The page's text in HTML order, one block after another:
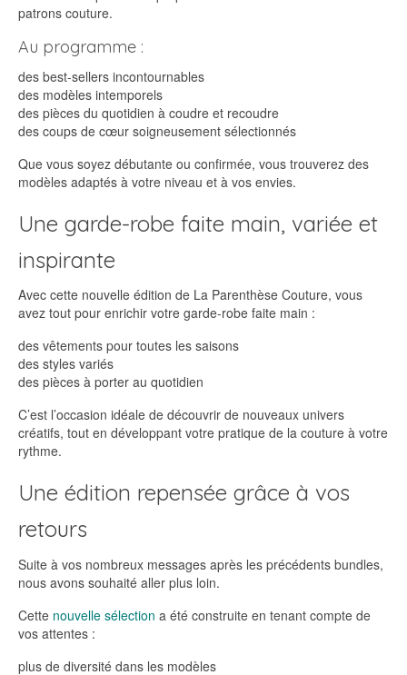
patrons couture.
Au programme :
des best-sellers incontournables
des modèles intemporels
des pièces du quotidien à coudre et recoudre
des coups de cœur soigneusement sélectionnés
Que vous soyez débutante ou confirmée, vous trouverez des
modèles adaptés à votre niveau et à vos envies.
Une garde-robe faite main, variée et
inspirante
Avec cette nouvelle édition de La Parenthèse Couture, vous
avez tout pour enrichir votre garde-robe faite main :
des vêtements pour toutes les saisons
des styles variés
des pièces à porter au quotidien
C’est l’occasion idéale de découvrir de nouveaux univers
créatifs, tout en développant votre pratique de la couture à votre
rythme.
Une édition repensée grâce à vos
retours
Suite à vos nombreux messages après les précédents bundles,
nous avons souhaité aller plus loin.
Cette nouvelle sélection a été construite en tenant compte de
vos attentes :
plus de diversité dans les modèles